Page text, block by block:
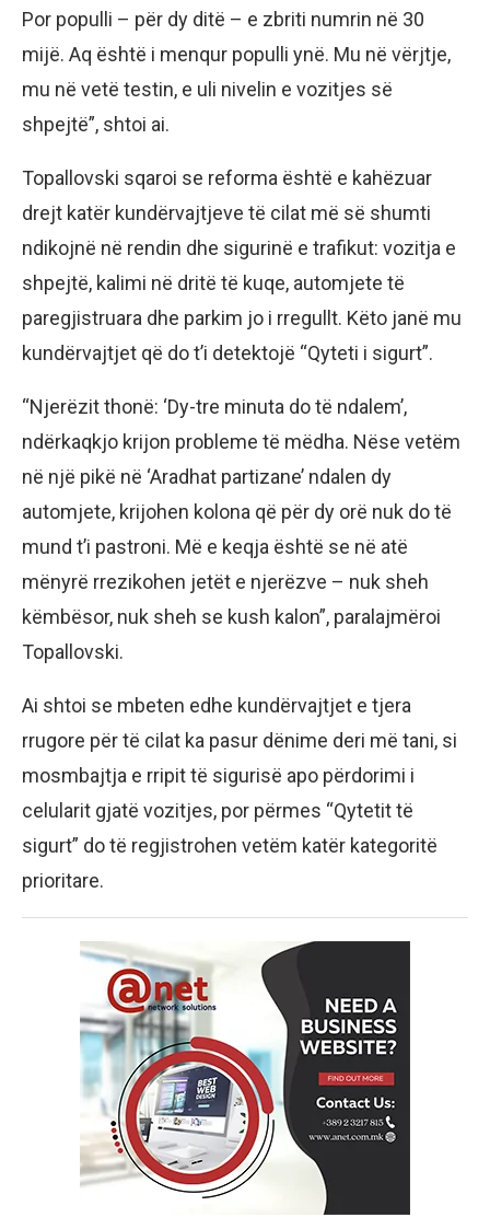
Por populli – për dy ditë – e zbriti numrin në 30
mijë. Aq është i menqur populli ynë. Mu në vërjtje,
mu në vetë testin, e uli nivelin e vozitjes së
shpejtë”, shtoi ai.
Topallovski sqaroi se reforma është e kahëzuar
drejt katër kundërvajtjeve të cilat më së shumti
ndikojnë në rendin dhe sigurinë e trafikut: vozitja e
shpejtë, kalimi në dritë të kuqe, automjete të
paregjistruara dhe parkim jo i rregullt. Këto janë mu
kundërvajtjet që do t’i detektojë “Qyteti i sigurt”.
“Njerëzit thonë: ‘Dy-tre minuta do të ndalem’,
ndërkaqkjo krijon probleme të mëdha. Nëse vetëm
në një pikë në ‘Aradhat partizane’ ndalen dy
automjete, krijohen kolona që për dy orë nuk do të
mund t’i pastroni. Më e keqja është se në atë
mënyrë rrezikohen jetët e njerëzve – nuk sheh
këmbësor, nuk sheh se kush kalon”, paralajmëroi
Topallovski.
Ai shtoi se mbeten edhe kundërvajtjet e tjera
rrugore për të cilat ka pasur dënime deri më tani, si
mosmbajtja e rripit të sigurisë apo përdorimi i
celularit gjatë vozitjes, por përmes “Qytetit të
sigurt” do të regjistrohen vetëm katër kategoritë
prioritare.